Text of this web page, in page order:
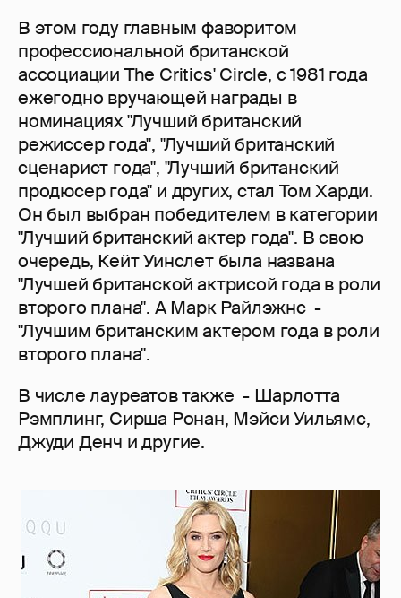
В этом году главным фаворитом
профессиональной британской
ассоциации The Critics' Circle, с 1981 года
ежегодно вручающей награды в
номинациях "Лучший британский
режиссер года", "Лучший британский
сценарист года", "Лучший британский
продюсер года" и других, стал Том Харди.
Он был выбран победителем в категории
"Лучший британский актер года". В свою
очередь, Кейт Уинслет была названа
"Лучшей британской актрисой года в роли
второго плана". А Марк Райлэжнс -
"Лучшим британским актером года в роли
второго плана".
В числе лауреатов также - Шарлотта
Рэмплинг, Сирша Ронан, Мэйси Уильямс,
Джуди Денч и другие.